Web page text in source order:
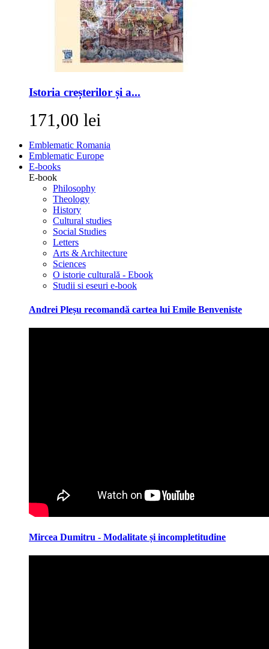
Istoria creșterilor și a...
171,00 lei
Emblematic Romania
Emblematic Europe
E-books
E-book
Philosophy
Theology
History
Cultural studies
Social Studies
Letters
Arts & Architecture
Sciences
O istorie culturală - Ebook
Studii si eseuri e-book
Andrei Pleșu recomandă cartea lui Emile Benveniste
Mircea Dumitru - Modalitate și incompletitudine